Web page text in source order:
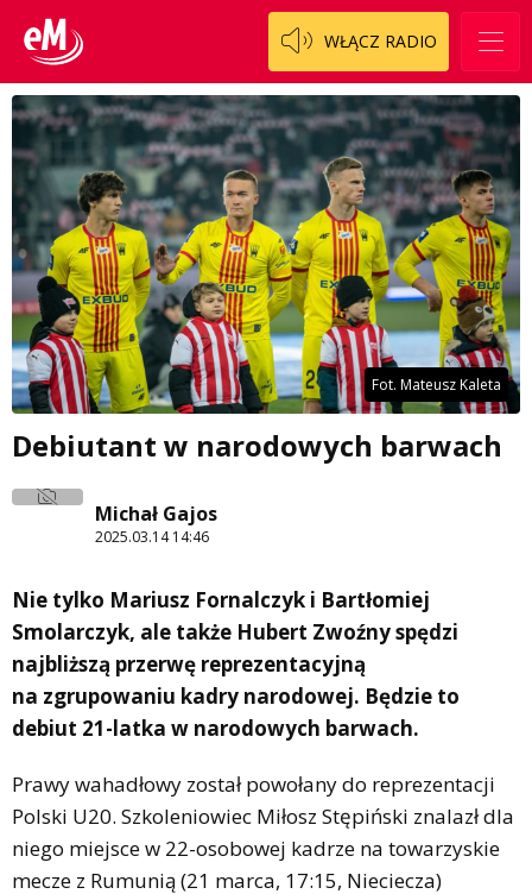
WŁĄCZ RADIO
Fot. Mateusz Kaleta
Debiutant w narodowych barwach
Michał Gajos
2025.03.14 14:46
Nie tylko Mariusz Fornalczyk i Bartłomiej
Smolarczyk, ale także Hubert Zwoźny spędzi
najbliższą przerwę reprezentacyjną
na zgrupowaniu kadry narodowej. Będzie to
debiut 21-latka w narodowych barwach.
Prawy wahadłowy został powołany do reprezentacji
Polski U20. Szkoleniowiec Miłosz Stępiński znalazł dla
niego miejsce w 22-osobowej kadrze na towarzyskie
mecze z Rumunią (21 marca, 17:15, Nieciecza)